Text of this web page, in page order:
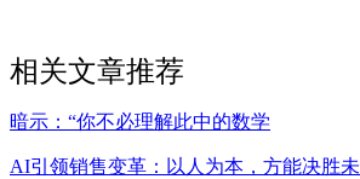
相关文章推荐
暗示：“你不必理解此中的数学
AI引领销售变革：以人为本，方能决胜未